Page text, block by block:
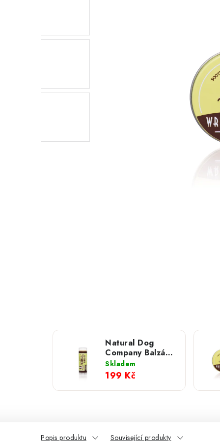
Natural Dog
Company Balzám
na vrásky -
Wrinkle Balm;
cestovní balení
4,5 ml
Skladem
199 Kč
Popis produktu Související produkty